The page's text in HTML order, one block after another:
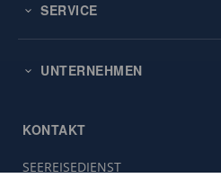
SERVICE
UNTERNEHMEN
KONTAKT
SEEREISEDIENST
Diese